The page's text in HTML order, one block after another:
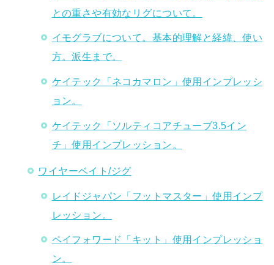
との重さや有効なリグについて。
イモグラブについて。基本的理解と経緯、使い
方。派生まで。
ケイテック「ネコカマロン」使用インプレッシ
ョン。
ケイテック「ソルティコアチューブ3.5イン
チ」使用インプレッション。
ワイヤーベイト/ジグ
レイドジャパン「フットマスター」使用インプ
レッション。
ペイフォワード「キット」使用インプレッショ
ン。